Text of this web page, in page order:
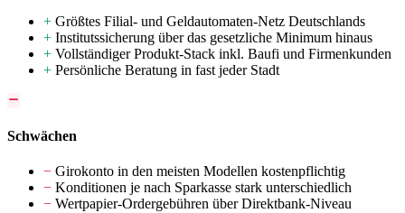
+ Größtes Filial- und Geldautomaten-Netz Deutschlands
+ Institutssicherung über das gesetzliche Minimum hinaus
+ Vollständiger Produkt-Stack inkl. Baufi und Firmenkunden
+ Persönliche Beratung in fast jeder Stadt
Schwächen
− Girokonto in den meisten Modellen kostenpflichtig
− Konditionen je nach Sparkasse stark unterschiedlich
− Wertpapier-Ordergebühren über Direktbank-Niveau